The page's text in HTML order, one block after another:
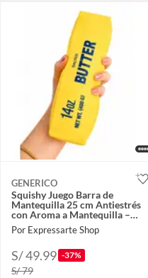
GENERICO
Squishy Juego Barra de
Mantequilla 25 cm Antiestrés
con Aroma a Mantequilla –
Extra Suave
Por Expressarte Shop
S/ 49.99 -37%
S/ 79